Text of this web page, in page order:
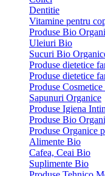
Dentitie
Vitamine pentru
Produse Bio
Uleiuri Bio
Sucuri Bio
Produse dietetice
Produse dietetice
Produse
Sapunuri Organice
Produse Igiena
Produse Bio
Produse Organice
Alimente Bio
Cafea, Ceai Bio
Suplimente Bio